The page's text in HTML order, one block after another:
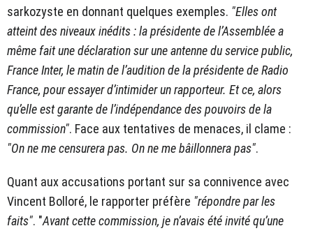
sarkozyste en donnant quelques exemples. "Elles ont
atteint des niveaux inédits : la présidente de l’Assemblée a
même fait une déclaration sur une antenne du service public,
France Inter, le matin de l’audition de la présidente de Radio
France, pour essayer d’intimider un rapporteur. Et ce, alors
qu’elle est garante de l’indépendance des pouvoirs de la
commission". Face aux tentatives de menaces, il clame :
"On ne me censurera pas. On ne me bâillonnera pas".
Quant aux accusations portant sur sa connivence avec
Vincent Bolloré, le rapporter préfère "répondre par les
faits". "Avant cette commission, je n’avais été invité qu’une